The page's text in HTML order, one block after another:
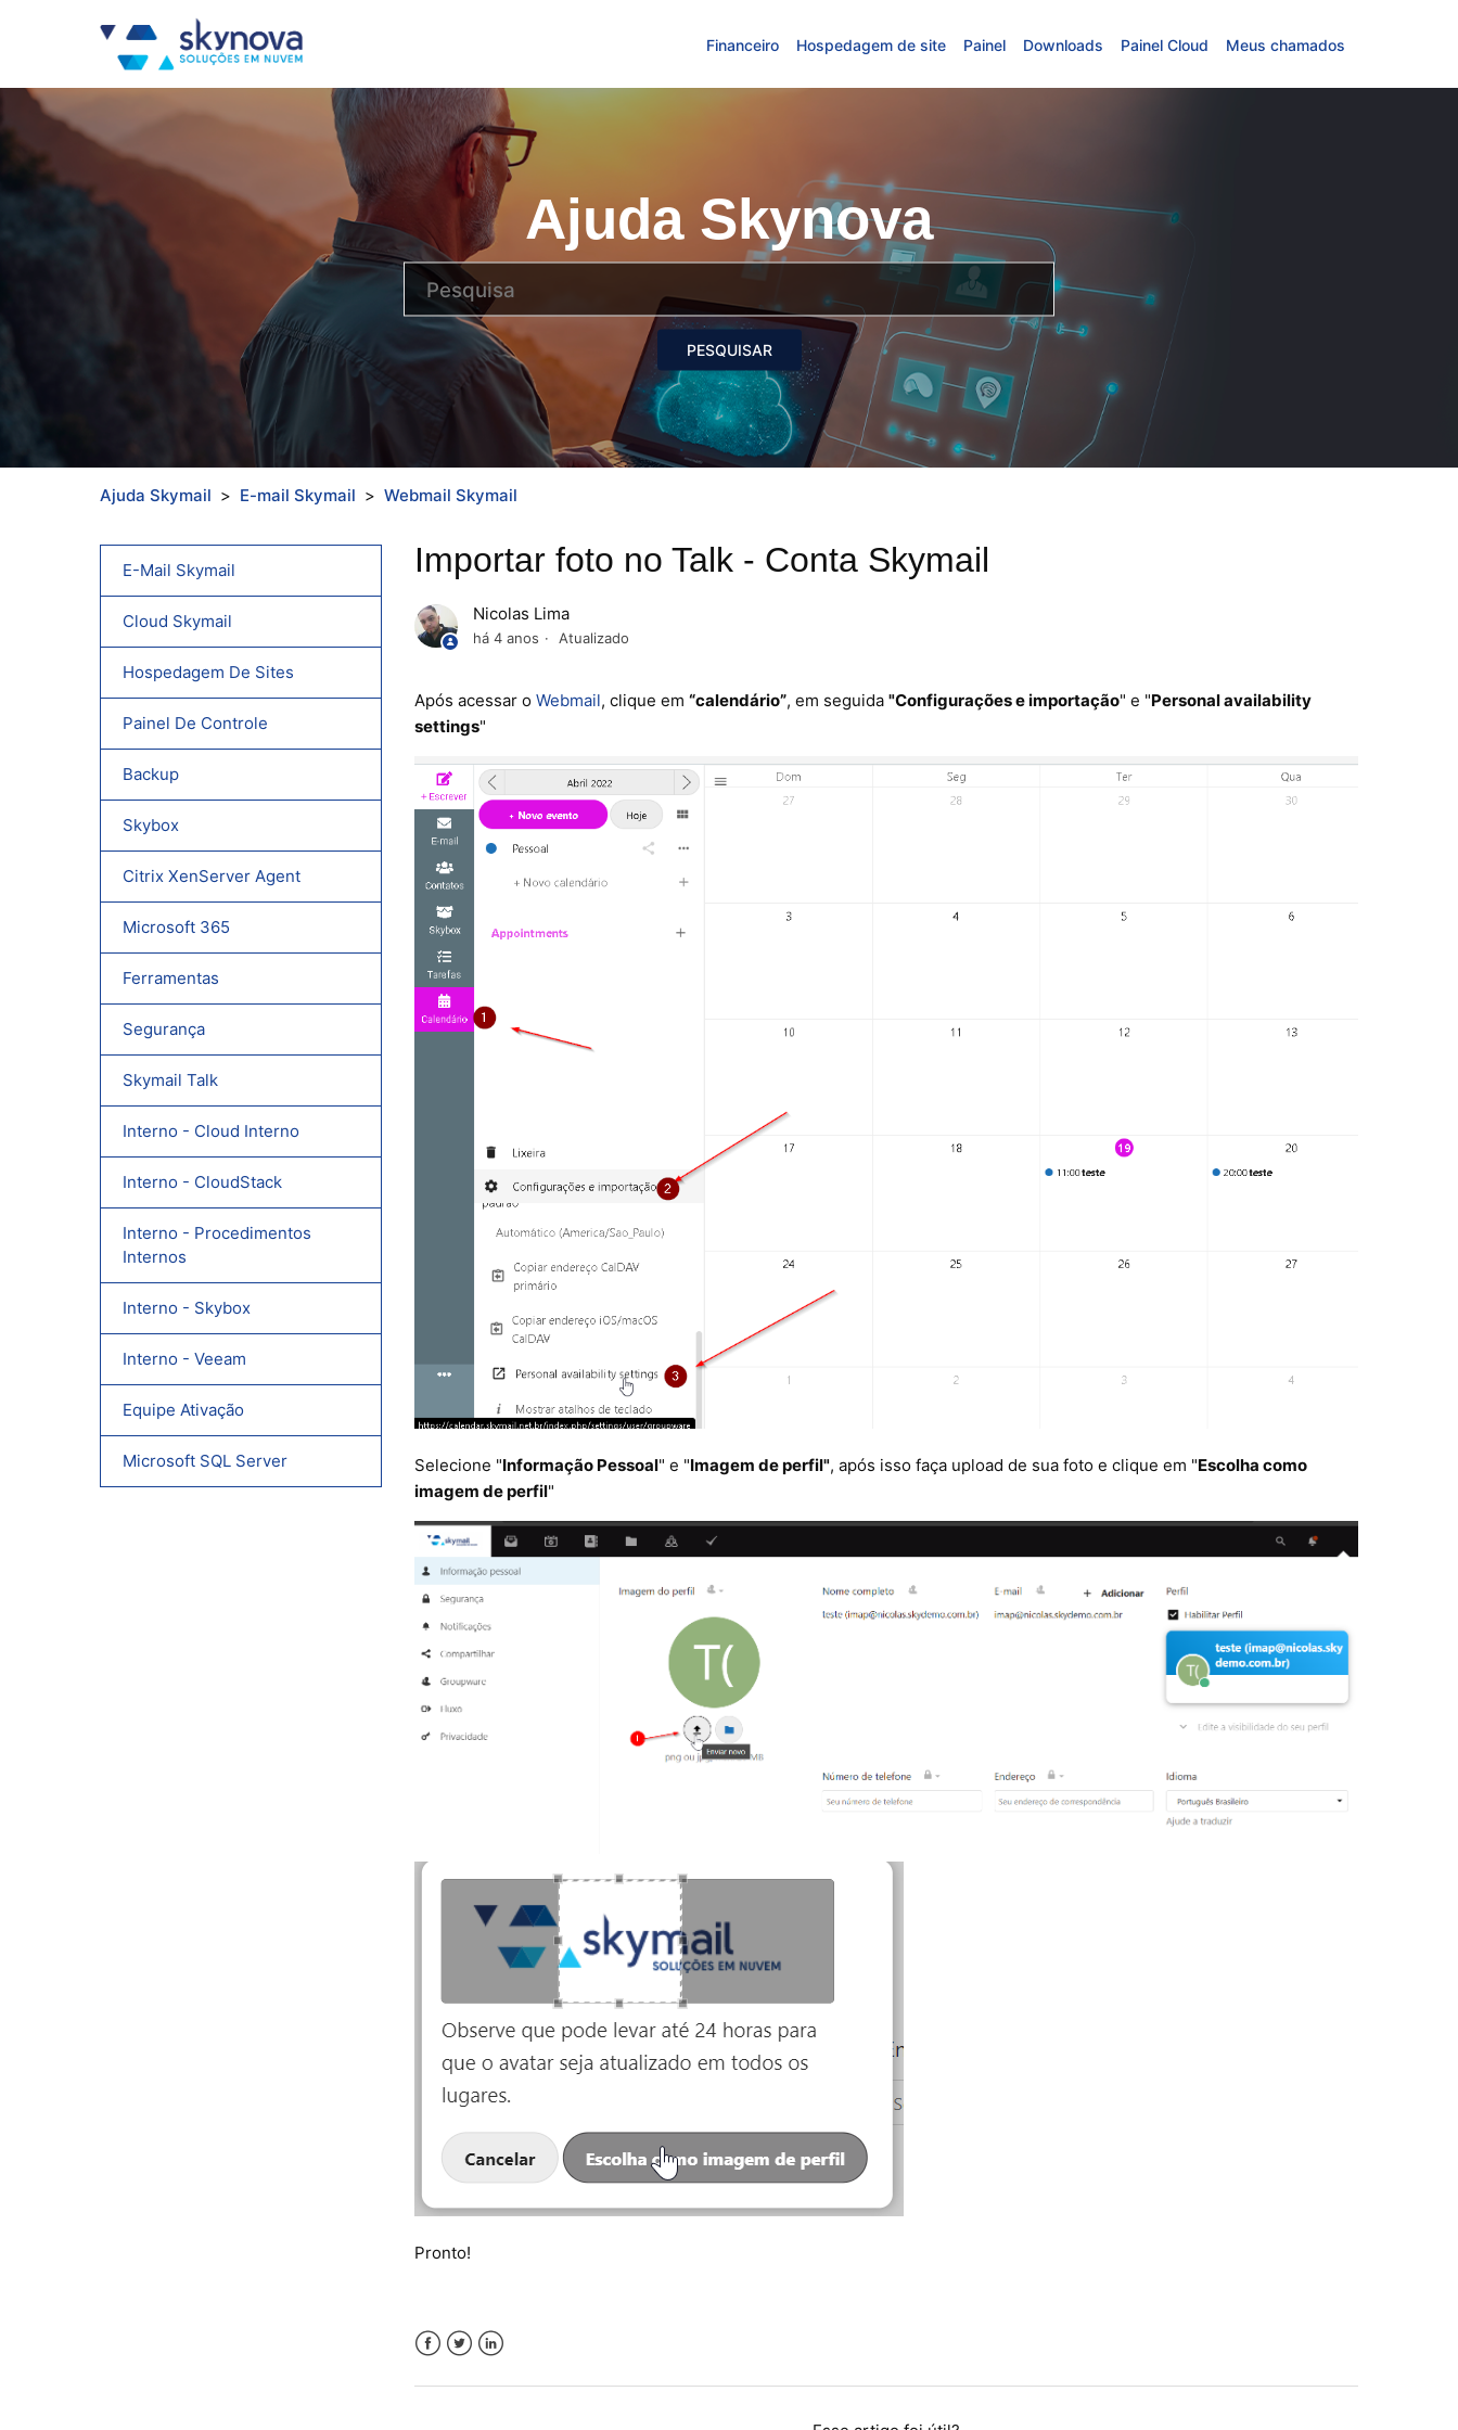
Financeiro Hospedagem de site Painel Downloads Painel Cloud Meus chamados
Ajuda Skynova
Ajuda Skymail E-mail Skymail Webmail Skymail
E-Mail Skymail
Cloud Skymail
Hospedagem De Sites
Painel De Controle
Backup
Skybox
Citrix XenServer Agent
Microsoft 365
Ferramentas
Segurança
Skymail Talk
Interno - Cloud Interno
Interno - CloudStack
Interno - Procedimentos
Internos
Interno - Skybox
Interno - Veeam
Equipe Ativação
Microsoft SQL Server
Importar foto no Talk - Conta Skymail
Nicolas Lima
há 4 anos Atualizado
Após acessar o Webmail, clique em “calendário”, em seguida "Configurações e importação" e "Personal availability
settings"
Selecione "Informação Pessoal" e "Imagem de perfil", após isso faça upload de sua foto e clique em "Escolha como
imagem de perfil"
Pronto!